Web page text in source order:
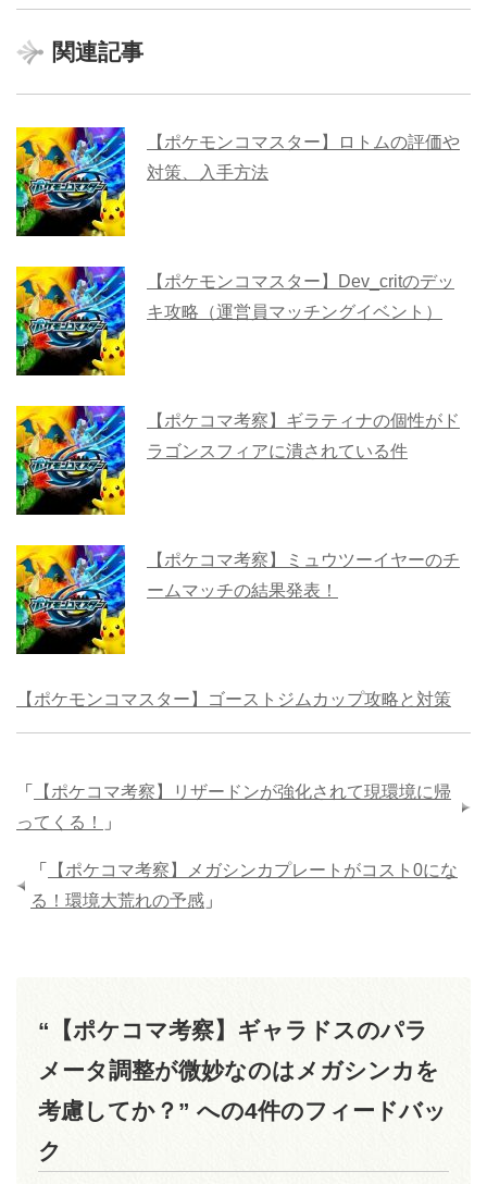
関連記事
【ポケモンコマスター】ロトムの評価や
対策、入手方法
【ポケモンコマスター】Dev_critのデッ
キ攻略（運営員マッチングイベント）
【ポケコマ考察】ギラティナの個性がド
ラゴンスフィアに潰されている件
【ポケコマ考察】ミュウツーイヤーのチ
ームマッチの結果発表！
【ポケモンコマスター】ゴーストジムカップ攻略と対策
「
【ポケコマ考察】リザードンが強化されて現環境に帰
ってくる！
」
「
【ポケコマ考察】メガシンカプレートがコスト0にな
る！環境大荒れの予感 」
“【ポケコマ考察】ギャラドスのパラ
メータ調整が微妙なのはメガシンカを
考慮してか？” への4件のフィードバッ
ク